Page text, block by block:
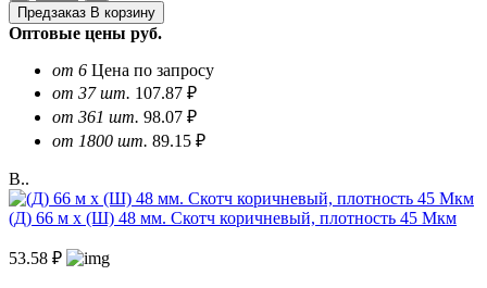
Предзаказ В корзину
Оптовые цены руб.
от 6 Цена по запросу
от 37 шт. 107.87 ₽
от 361 шт. 98.07 ₽
от 1800 шт. 89.15 ₽
В..
(Д) 66 м х (Ш) 48 мм. Скотч коричневый, плотность 45 Мкм
53.58 ₽